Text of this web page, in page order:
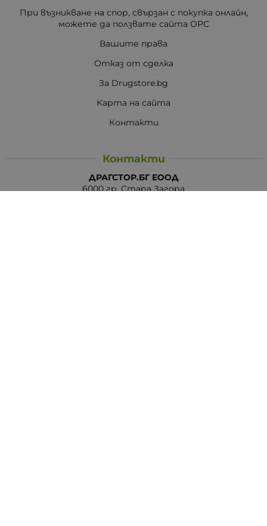
При възникване на спор, свързан с покупка онлайн,
можете да ползвате сайта ОРС
Вашите права
Отказ от сделка
За Drugstore.bg
Карта на сайта
Контакти
Контакти
ДРАГСТОР.БГ ЕООД
6000 гр. Стара Загора